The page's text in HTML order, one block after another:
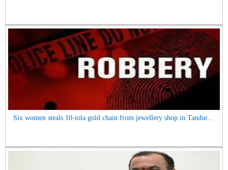
Six women steals 10-tola gold chain from jewellery shop in Tandur...